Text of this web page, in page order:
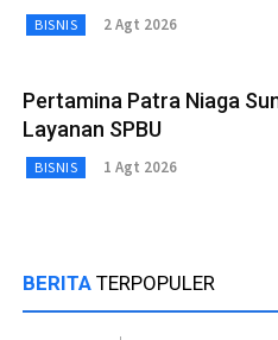
BISNIS 2 Agt 2026
Pertamina Patra Niaga
Layanan SPBU
BISNIS 1 Agt 2026
BERITA TERPOPULER